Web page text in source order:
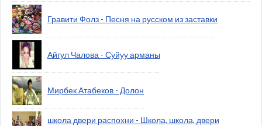
Гравити Фолз - Песня на русском из заставки
Айгул Чалова - Суйуу арманы
Мирбек Атабеков - Долон
школа двери распохни - Школа, школа, двери